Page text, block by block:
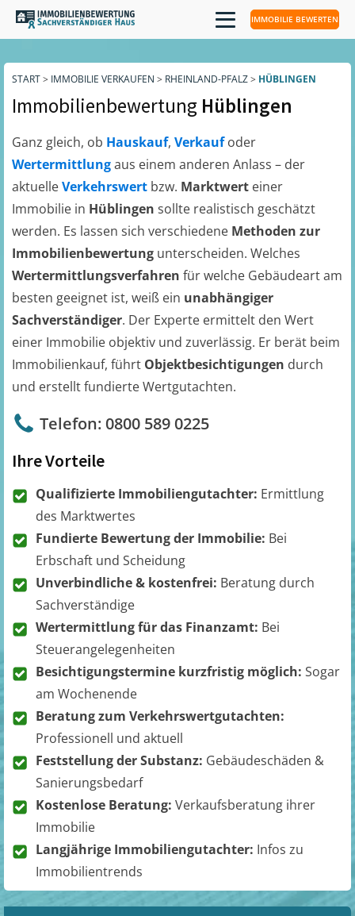
IMMOBILIE BEWERTEN
START> IMMOBILIE VERKAUFEN > RHEINLAND-PFALZ> HÜBLINGEN
Immobilienbewertung Hüblingen
Ganz gleich, ob Hauskauf, Verkaufoder
Wertermittlungaus einem anderen Anlass – der
aktuelleVerkehrswert bzw. Marktwert einer
Immobilie in Hüblingen sollte realistisch geschätzt
werden. Es lassen sich verschiedene Methoden zur
Immobilienbewertung unterscheiden. Welches
Wertermittlungsverfahren für welche Gebäudeart am
besten geeignet ist, weiß ein unabhängiger
Sachverständiger. Der Experte ermittelt den Wert
einer Immobilie objektiv und zuverlässig. Er berät beim
Immobilienkauf, führt Objektbesichtigungen durch
und erstellt fundierte Wertgutachten.
Telefon: 0800 589 0225
Ihre Vorteile
Qualifizierte Immobiliengutachter: Ermittlung
des Marktwertes
Fundierte Bewertung der Immobilie: Bei
Erbschaft und Scheidung
Unverbindliche & kostenfrei: Beratung durch
Sachverständige
Wertermittlung für das Finanzamt: Bei
Steuerangelegenheiten
Besichtigungstermine kurzfristig möglich: Sogar
am Wochenende
Beratung zum Verkehrswertgutachten:
Professionell und aktuell
Feststellung der Substanz: Gebäudeschäden &
Sanierungsbedarf
Kostenlose Beratung: Verkaufsberatung ihrer
Immobilie
Langjährige Immobiliengutachter: Infos zu
Immobilientrends